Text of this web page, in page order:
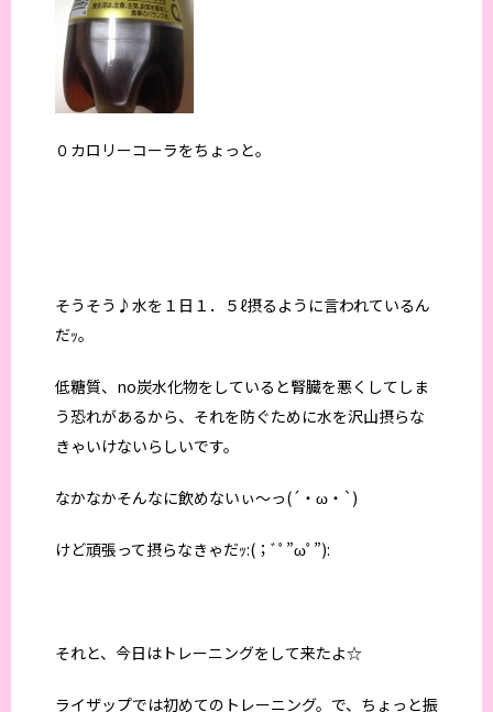
０カロリーコーラをちょっと。
そうそう♪水を１日１．５ℓ摂るように言われているん
だｯ。
低糖質、no炭水化物をしていると腎臓を悪くしてしま
う恐れがあるから、それを防ぐために水を沢山摂らな
きゃいけないらしいです。
なかなかそんなに飲めないぃ～っ(´・ω・`)
けど頑張って摂らなきゃだｯ:(；ﾞﾟ”ωﾟ”):
それと、今日はトレーニングをして来たよ☆
ライザップでは初めてのトレーニング。で、ちょっと振